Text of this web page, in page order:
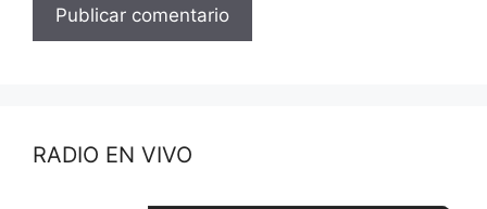
RADIO EN VIVO